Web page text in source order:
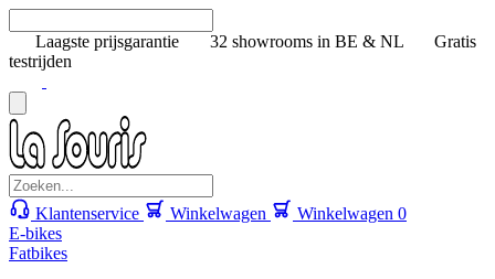
Laagste prijsgarantie 32 showrooms in BE & NL
Gratis
testrijden
Klantenservice Winkelwagen Winkelwagen 0
E-bikes
Fatbikes